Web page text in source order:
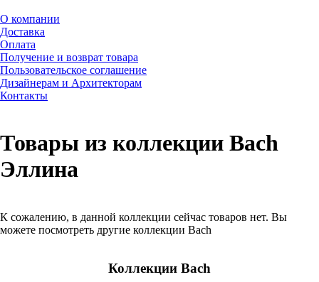
О компании
Доставка
Оплата
Получение и возврат товара
Пользовательское соглашение
Дизайнерам и Архитекторам
Контакты
Товары из коллекции Bach
Эллина
К сожалению, в данной коллекции сейчас товаров нет. Вы
можете посмотреть другие коллекции Bach
Коллекции Bach